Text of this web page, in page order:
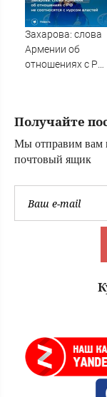
Захарова: слова
Армении об
отношениях с РФ
Получайте
Мы отправим вам
почтовый ящик